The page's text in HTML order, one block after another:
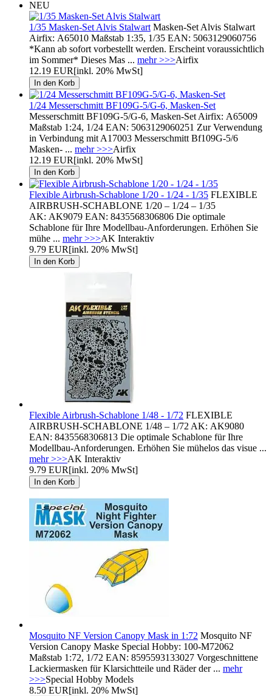
NEU
1/35 Masken-Set Alvis Stalwart Masken-Set Alvis Stalwart
Airfix: A65010 Maßstab 1:35, 1/35 EAN: 5063129060756
*Kann ab sofort vorbestellt werden. Erscheint voraussichtlich
im Sommer* Dieses Mas ... mehr >>>Airfix
12.19 EUR[inkl. 20% MwSt]
1/24 Messerschmitt BF109G-5/G-6, Masken-Set
Messerschmitt BF109G-5/G-6, Masken-Set Airfix: A65009
Maßstab 1:24, 1/24 EAN: 5063129060251 Zur Verwendung
in Verbindung mit A17003 Messerschmitt Bf109G-5/6
Masken- ... mehr >>>Airfix
12.19 EUR[inkl. 20% MwSt]
Flexible Airbrush-Schablone 1/20 - 1/24 - 1/35 FLEXIBLE
AIRBRUSH-SCHABLONE 1/20 – 1/24 – 1/35
AK: AK9079 EAN: 8435568306806 Die optimale
Schablone für Ihre Modellbau-Anforderungen. Erhöhen Sie
mühe ... mehr >>>AK Interaktiv
9.79 EUR[inkl. 20% MwSt]
Flexible Airbrush-Schablone 1/48 - 1/72 FLEXIBLE
AIRBRUSH-SCHABLONE 1/48 – 1/72 AK: AK9080
EAN: 8435568306813 Die optimale Schablone für Ihre
Modellbau-Anforderungen. Erhöhen Sie mühelos das visue ...
mehr >>>AK Interaktiv
9.79 EUR[inkl. 20% MwSt]
Mosquito NF Version Canopy Mask in 1:72 Mosquito NF
Version Canopy Maske Special Hobby: 100-M72062
Maßstab 1:72, 1/72 EAN: 8595593133027 Vorgeschnittene
Lackiermasken für Klarsichtteile und Räder der ... mehr
>>>Special Hobby Models
8.50 EUR[inkl. 20% MwSt]